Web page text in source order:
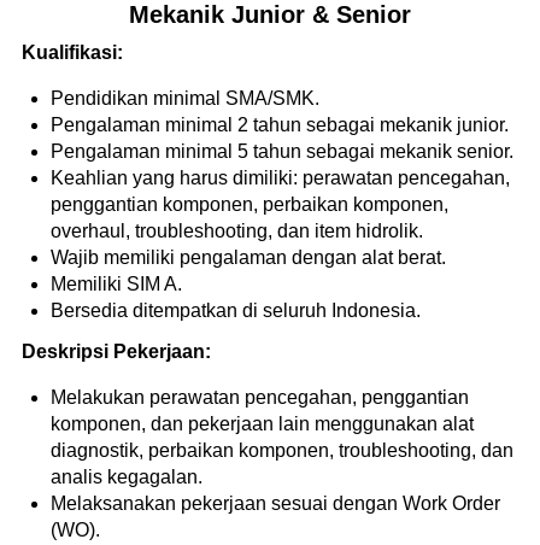
Mekanik Junior & Senior
Kualifikasi:
Pendidikan minimal SMA/SMK.
Pengalaman minimal 2 tahun sebagai mekanik junior.
Pengalaman minimal 5 tahun sebagai mekanik senior.
Keahlian yang harus dimiliki: perawatan pencegahan,
penggantian komponen, perbaikan komponen,
overhaul, troubleshooting, dan item hidrolik.
Wajib memiliki pengalaman dengan alat berat.
Memiliki SIM A.
Bersedia ditempatkan di seluruh Indonesia.
Deskripsi Pekerjaan:
Melakukan perawatan pencegahan, penggantian
komponen, dan pekerjaan lain menggunakan alat
diagnostik, perbaikan komponen, troubleshooting, dan
analis kegagalan.
Melaksanakan pekerjaan sesuai dengan Work Order
(WO).